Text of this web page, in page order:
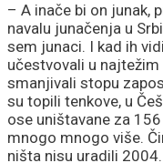
– A inače bi on junak,
navalu junačenja u
sem junaci. I kad ih
učestvovali u
smanjivali stopu
su topili tenkove, u
ose uništavane za
mnogo mnogo više.
ništa nisu uradili